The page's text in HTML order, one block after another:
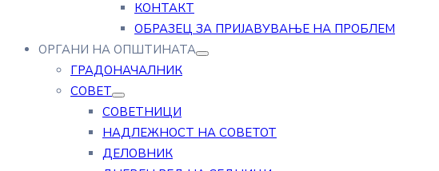
КОНТАКТ
ОБРАЗЕЦ ЗА ПРИЈАВУВАЊЕ НА ПРОБЛЕМ
ОРГАНИ НА ОПШТИНАТА
ГРАДОНАЧАЛНИК
СОВЕТ
СОВЕТНИЦИ
НАДЛЕЖНОСТ НА СОВЕТОТ
ДЕЛОВНИК